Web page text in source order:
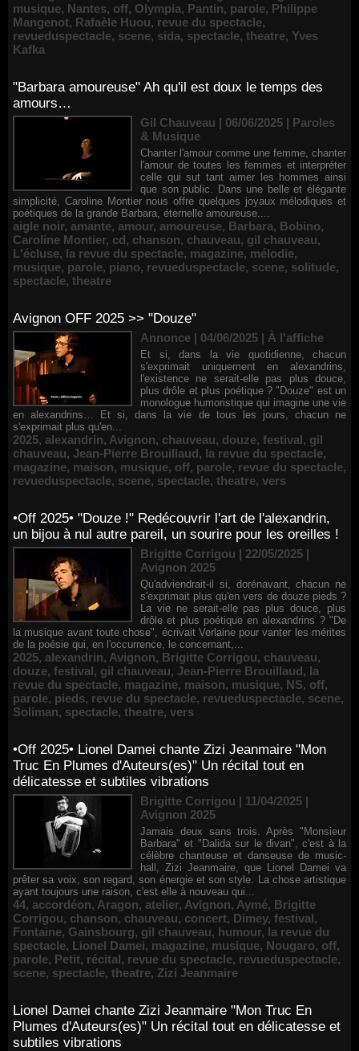
musique, Nantes, off, Olympia, Pantin, parole, Philippe
Mangenot, Rafaèle Huou, revue du spectacle,
revueduspectacle, scene, sida, spectacle, theatre, Yves
Kafka
"Barbara amoureuse" Ah qu'il est doux le temps des
amours…
Gil Chauveau | 06/06/2025 | Paroles
& Musique
Chanter l'amour comme une femme, chanter
l'amour de toutes les femmes et interpréter
celle qui sut tant aimer les hommes ainsi
que son public. Dans une belle et élégante
simplicité, Caroline Montier nous offre quelques joyaux mélodiques et
poétiques de la grande Barbara, éternelle amoureuse....
aigle noir, amante, amour, amoureuse, Barbara, Bobino,
Caroline Montier, cd, chanson, chauveau, gil chauveau,
L'écluse, la revue du spectacle, magazine, mélodie,
musique, parole, piano, revueduspectacle, scene, solitude,
spectacle, theatre
Avignon OFF 2025 >> "Douze"
Annonce | 04/06/2025 | À l'affiche
Et si, dans la vie quotidienne, chacun
s'exprimait uniquement en alexandrins,
l'existence ne serait-elle pas plus douce,
plus drôle et plus poétique ? "Douze" est un
monologue humoristique qui imagine une vie
en alexandrins… Et si, dans la vie de tous les jours, chacun ne
s'exprimait plus qu'en...
2025, alexandrin, Avignon, chauveau, douze, festival, gil
chauveau, Jean-Pierre Brouillaud, la revue du spectacle,
magazine, maison, musique, off, parole, revue du spectacle,
revueduspectacle, scene, spectacle, theatre, vers
•Off 2025• "Douze !" Redécouvrir l'art de l'alexandrin,
un bijou à nul autre pareil, un sourire pour les oreilles !
Brigitte Corrigou | 22/05/2025 |
Avignon 2025
Qu'adviendrait-il si, dorénavant, chacun ne
s'exprimait plus qu'en vers de douze pieds ?
La vie ne serait-elle pas plus douce, plus
drôle et plus poétique en alexandrins ? "De
la musique avant toute chose", écrivait Verlaine pour vanter les mérites
de la poésie qui, en l'occurrence, le concernant,...
2025, alexandrin, Avignon, Brigitte Corrigou, chauveau,
douze, festival, gil chauveau, Jean-Pierre Brouillaud, la
revue du spectacle, magazine, maison, musique, NS, off,
parole, pieds, revue du spectacle, revueduspectacle, scene,
Soliman, spectacle, theatre, vers
•Off 2025• Lionel Damei chante Zizi Jeanmaire "Mon
Truc En Plumes d'Auteurs(es)" Un récital tout en
délicatesse et subtiles vibrations
Brigitte Corrigou | 11/04/2025 |
Avignon 2025
Jamais deux sans trois. Après "Monsieur
Barbara" et "Dalida sur le divan", c'est à la
célèbre chanteuse et danseuse de music-
hall, Zizi Jeanmaire, que Lionel Damei va
prêter sa voix, son regard, son énergie et son style. La chose artistique
ayant toujours une raison, c'est elle à nouveau qui...
44, accordéon, Aragon, atelier, Avignon, Aymé, Brigitte
Corrigou, chanson, chauveau, concert, Dimey, festival,
Fontaine, Gainsbourg, gil chauveau, humour, la revue du
spectacle, Lionel Damei, magazine, musique, Nougaro, off,
parole, Petit, récital, revue du spectacle, revueduspectacle,
scene, spectacle, theatre, Zizi Jeanmaire
Lionel Damei chante Zizi Jeanmaire "Mon Truc En
Plumes d'Auteurs(es)" Un récital tout en délicatesse et
subtiles vibrations